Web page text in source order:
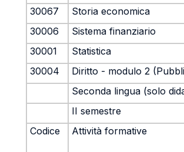
30067
Storia economica
30006
Sistema finanziario
30001
Statistica
30004
Diritto - modulo 2
Seconda lingua (solo
II semestre
Codice
Attività formative